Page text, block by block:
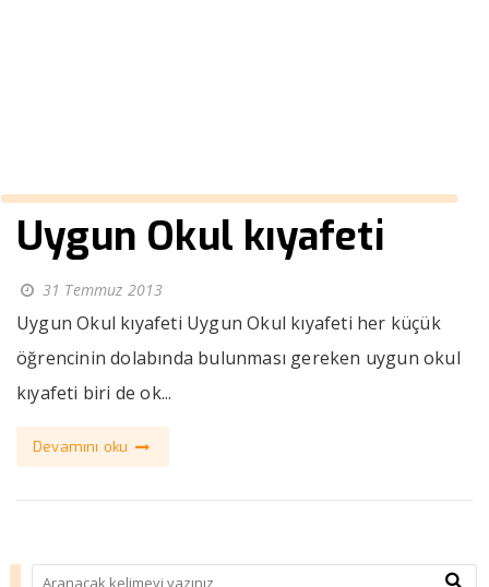
Uygun Okul kıyafeti
31 Temmuz 2013
Uygun Okul kıyafeti Uygun Okul kıyafeti her küçük
öğrencinin dolabında bulunması gereken uygun okul
kıyafeti biri de ok...
Devamını oku